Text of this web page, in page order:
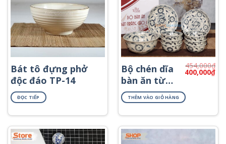
Bát tô đựng phở
độc đáo TP-14
ĐỌC TIẾP
Bộ chén dĩa
bàn ăn từ
gốm sứ đẹp
BD9-04
454,000₫
Giá
gốc
454,000₫.
400,000₫Giá
THÊM VÀO GIỎ HÀNG